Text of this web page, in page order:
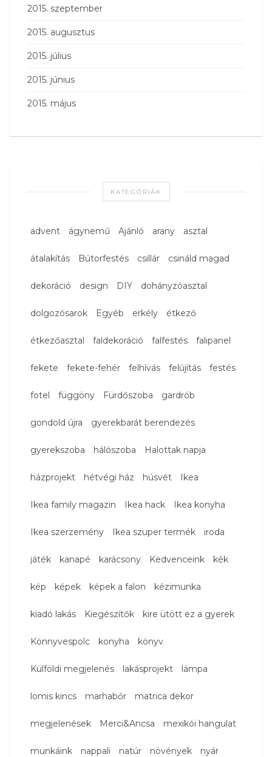
2015. szeptember
2015. augusztus
2015. július
2015. június
2015. május
KATEGÓRIÁK
advent ágynemű Ajánló arany asztal
átalakítás Bútorfestés csillár csináld magad
dekoráció design DIY dohányzóasztal
dolgozósarok Egyéb erkély étkező
étkezőasztal faldekoráció falfestés falipanel
fekete fekete-fehér felhívás felújítás festés
fotel függöny Fürdőszoba gardrób
gondold újra gyerekbarát berendezés
gyerekszoba hálószoba Halottak napja
házprojekt hétvégi ház húsvét Ikea
Ikea family magazin Ikea hack Ikea konyha
Ikea szerzemény Ikea szuper termék iroda
játék kanapé karácsony Kedvenceink kék
kép képek képek a falon kézimunka
kiadó lakás Kiegészítők kire ütött ez a gyerek
Könnyvespolc konyha könyv
Külföldi megjelenés lakásprojekt lámpa
lomis kincs marhabőr matrica dekor
megjelenések Merci&Ancsa mexikói hangulat
munkáink nappali natúr növények nyár